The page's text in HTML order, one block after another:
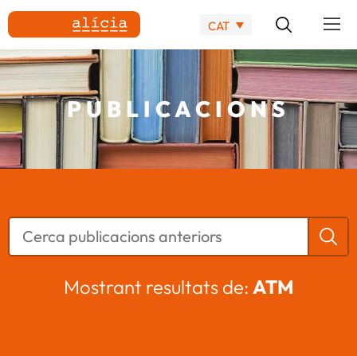
CAT
PUBLICACIONS
Mostrant resultats de: ATM